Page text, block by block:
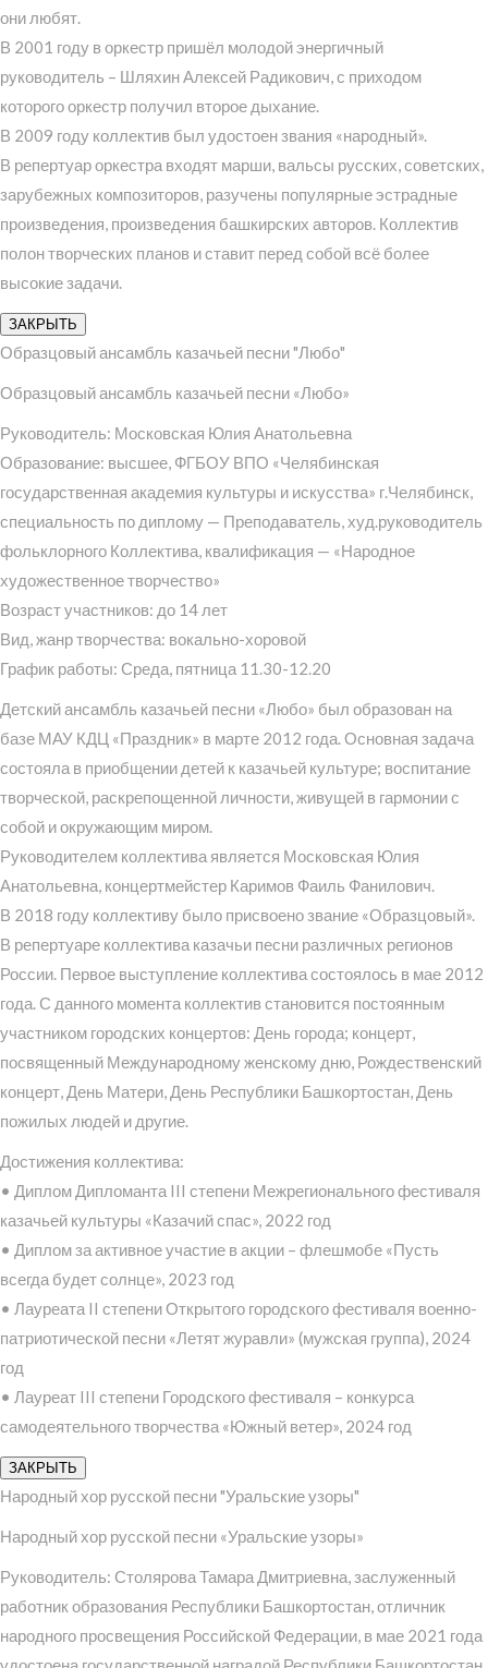
они любят.
В 2001 году в оркестр пришёл молодой энергичный
руководитель – Шляхин Алексей Радикович, с приходом
которого оркестр получил второе дыхание.
В 2009 году коллектив был удостоен звания «народный».
В репертуар оркестра входят марши, вальсы русских, советских,
зарубежных композиторов, разучены популярные эстрадные
произведения, произведения башкирских авторов. Коллектив
полон творческих планов и ставит перед собой всё более
высокие задачи.
ЗАКРЫТЬ
Образцовый ансамбль казачьей песни "Любо"
Образцовый ансамбль казачьей песни «Любо»
Руководитель: Московская Юлия Анатольевна
Образование: высшее, ФГБОУ ВПО «Челябинская
государственная академия культуры и искусства» г.Челябинск,
специальность по диплому — Преподаватель, худ.руководитель
фольклорного Коллектива, квалификация — «Народное
художественное творчество»
Возраст участников: до 14 лет
Вид, жанр творчества: вокально-хоровой
График работы: Среда, пятница 11.30-12.20
Детский ансамбль казачьей песни «Любо» был образован на
базе МАУ КДЦ «Праздник» в марте 2012 года. Основная задача
состояла в приобщении детей к казачьей культуре; воспитание
творческой, раскрепощенной личности, живущей в гармонии с
собой и окружающим миром.
Руководителем коллектива является Московская Юлия
Анатольевна, концертмейстер Каримов Фаиль Фанилович.
В 2018 году коллективу было присвоено звание «Образцовый».
В репертуаре коллектива казачьи песни различных регионов
России. Первое выступление коллектива состоялось в мае 2012
года. С данного момента коллектив становится постоянным
участником городских концертов: День города; концерт,
посвященный Международному женскому дню, Рождественский
концерт, День Матери, День Республики Башкортостан, День
пожилых людей и другие.
Достижения коллектива:
• Диплом Дипломанта III степени Межрегионального фестиваля
казачьей культуры «Казачий спас», 2022 год
• Диплом за активное участие в акции – флешмобе «Пусть
всегда будет солнце», 2023 год
• Лауреата II степени Открытого городского фестиваля военно-
патриотической песни «Летят журавли» (мужская группа), 2024
год
• Лауреат III степени Городского фестиваля – конкурса
самодеятельного творчества «Южный ветер», 2024 год
ЗАКРЫТЬ
Народный хор русской песни "Уральские узоры"
Народный хор русской песни «Уральские узоры»
Руководитель: Столярова Тамара Дмитриевна, заслуженный
работник образования Республики Башкортостан, отличник
народного просвещения Российской Федерации, в мае 2021 года